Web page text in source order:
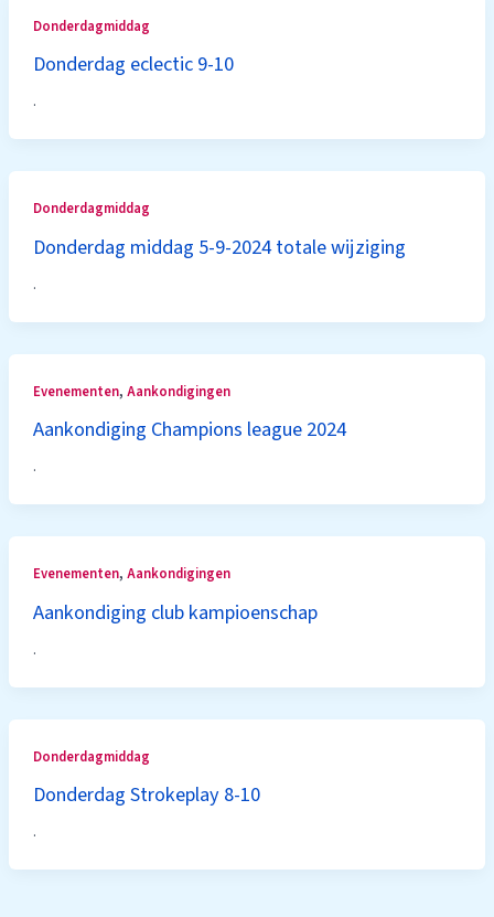
Donderdagmiddag
Donderdag eclectic 9-10
.
Donderdagmiddag
Donderdag middag 5-9-2024 totale wijziging
.
Evenementen, Aankondigingen
Aankondiging Champions league 2024
.
Evenementen, Aankondigingen
Aankondiging club kampioenschap
.
Donderdagmiddag
Donderdag Strokeplay 8-10
.